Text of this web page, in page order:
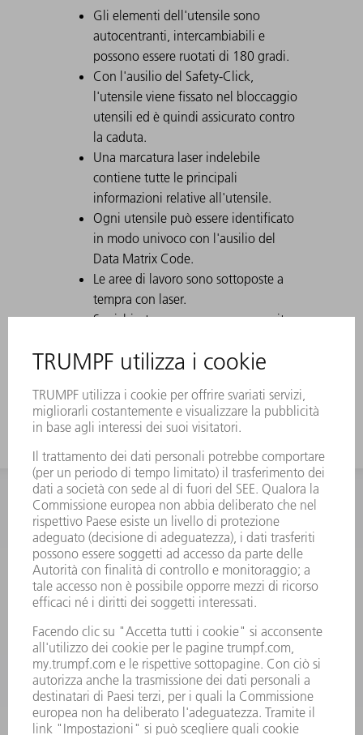
Gli elementi dell'utensile sono
autocentranti, intercambiabili e
possono essere ruotati di 180 gradi.
Con l'ausilio del Safety-Click,
l'utensile viene fissato nel bloccaggio
utensili ed è quindi assicurato contro
la caduta.
Una marcatura laser indelebile
contiene tutte le principali
informazioni relative all'utensile.
Ogni utensile può essere identificato
in modo univoco con l'ausilio del
Data Matrix Code.
Le aree di lavoro sono sottoposte a
tempra con laser.
Su richiesta possono essere eseguite
Grazie all'elevata capacità di carico, è
INFORMAZIONE
Domande frequenti
Condizioni generali di contratto
CONTATTO
RICAMBI TRUMPF ITALIA
+39 02 48489420
lunedì a venerdì: 08:30 – 18:00
ricambi@trumpf.com
CONTATTO
UTENSILI TRUMPF ITALIA
+39 02 48489482
lunedì a venerdì: 08:00 – 18:00